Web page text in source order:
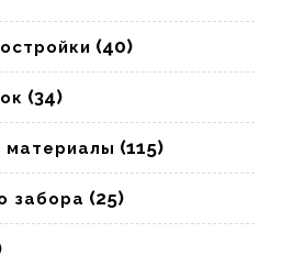
(40)
(34)
материалы (115)
забора (25)